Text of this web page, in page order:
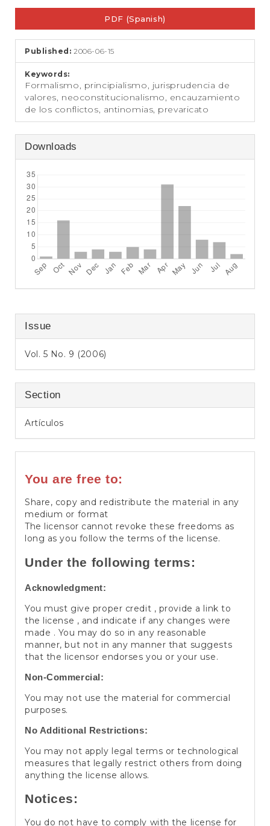
S
d
Article
Sidebar
PDF (Spanish)
Published:2006-06-15
Keywords:
Formalismo, principialismo, jurisprudencia de
valores, neoconstitucionalismo, encauzamiento
de los conflictos, antinomias, prevaricato
Downloads
Issue
Vol. 5 No. 9 (2006)
Section
Artículos
You are free to:
Share, copy and redistribute the material in any
medium or format
The licensor cannot revoke these freedoms as
long as you follow the terms of the license.
Under the following terms:
Acknowledgment:
You must give proper credit , provide a link to
the license , and indicate if any changes were
made . You may do so in any reasonable
manner, but not in any manner that suggests
that the licensor endorses you or your use.
Non-Commercial:
You may not use the material for commercial
purposes.
No Additional Restrictions:
You may not apply legal terms or technological
measures that legally restrict others from doing
anything the license allows.
Notices:
You do not have to comply with the license for